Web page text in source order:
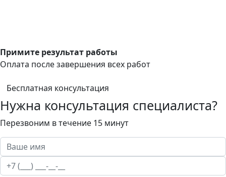
Примите результат работы
Оплата после завершения всех работ
Бесплатная консультация
Нужна консультация специалиста?
Перезвоним в течение 15 минут